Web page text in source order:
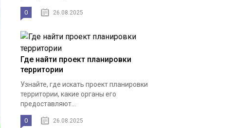
0 26.08.2025
Где найти проект планировки
территории
Узнайте, где искать проект планировки
территории, какие органы его
предоставляют...
0 26.08.2025